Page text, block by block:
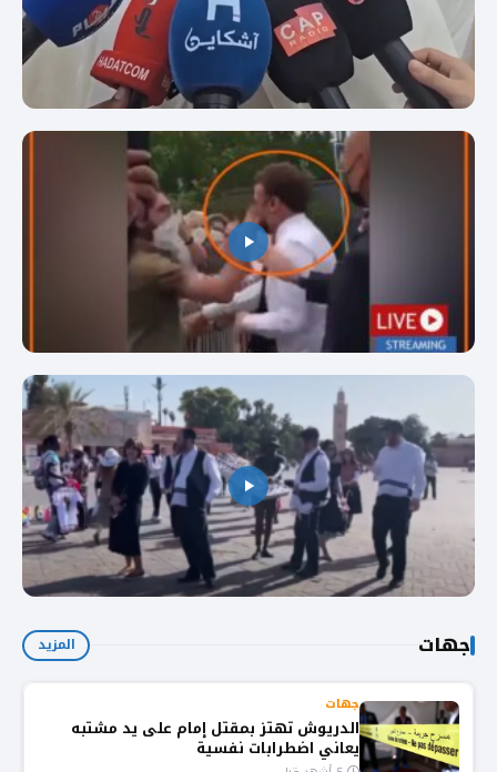
تصريح الأمين العام إسحاق شارية بمناسبة
مواطن فرنسي يصفع الرئيس ماكرون
بالفيديو.. وصول أول وفد سياحي إسرائيلي لمراكش
بعد استئناف العلاقات
جهات المزيد
جهات
الدريوش تهتز بمقتل إمام على يد مشتبه
يعاني اضطرابات نفسية